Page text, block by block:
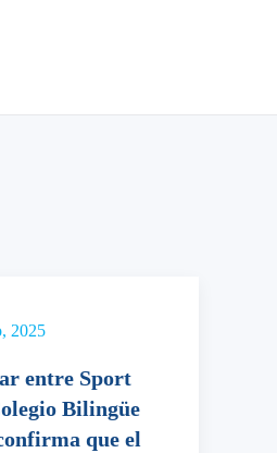
2025
entre Sport
Bilingüe
que el